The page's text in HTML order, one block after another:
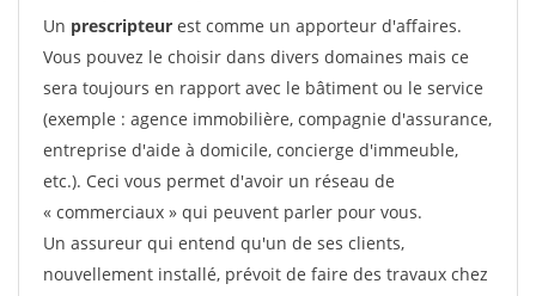
Un prescripteur est comme un apporteur d'affaires.
Vous pouvez le choisir dans divers domaines mais ce
sera toujours en rapport avec le bâtiment ou le service
(exemple : agence immobilière, compagnie d'assurance,
entreprise d'aide à domicile, concierge d'immeuble,
etc.). Ceci vous permet d'avoir un réseau de
« commerciaux » qui peuvent parler pour vous.
Un assureur qui entend qu'un de ses clients,
nouvellement installé, prévoit de faire des travaux chez